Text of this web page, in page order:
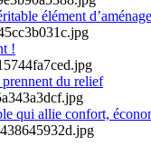
élément
!
du relief
qui allie confort,